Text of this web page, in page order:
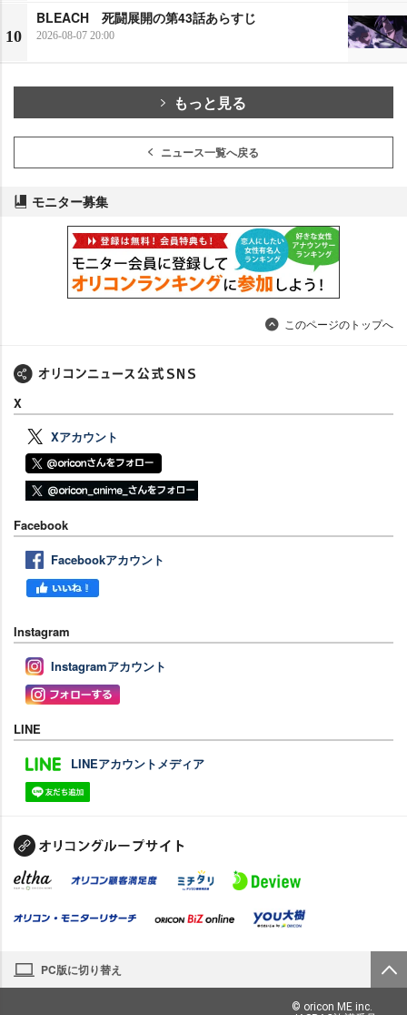
10
BLEACH 死闘展開の第43話あらすじ
2026-08-07 20:00
もっと見る
ニュース一覧へ戻る
モニター募集
このページのトップへ
X
Xアカウント
Facebook
Facebookアカウント
Instagram
Instagramアカウント
LINE
LINEアカウントメディア
PC版に切り替え
© oricon ME inc.